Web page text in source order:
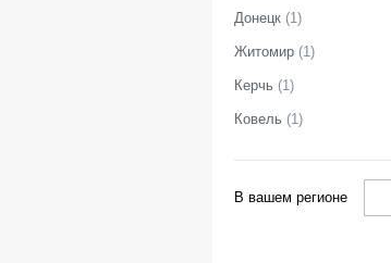
Донецк (1)
Житомир (1)
Керчь (1)
Ковель (1)
В вашем регионе